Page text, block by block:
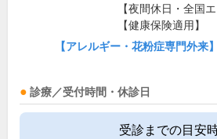
【夜間休日・全国エ
【健康保険適用】
【アレルギー・花粉症専門外来
診療／受付時間・休診日
受診までの目安